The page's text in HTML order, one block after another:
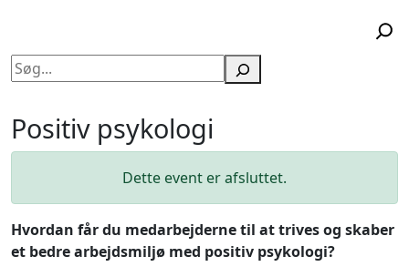
Søg
Positiv psykologi
Dette event er afsluttet.
Hvordan får du medarbejderne til at trives og skaber
et bedre arbejdsmiljø med positiv psykologi?